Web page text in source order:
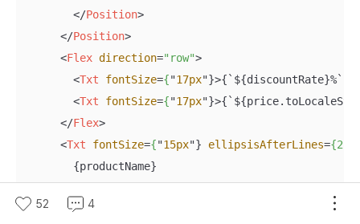
</Position>
</Position>
<Flex direction="row">
<Txt fontSize={"17px"}>{`${discountRate}%`}
<Txt fontSize={"17px"}>
</Flex>
<Txt fontSize={"15px"} ellipsisAfterLines={2}
        {productName}
      {showReview === true &&
=
52 4